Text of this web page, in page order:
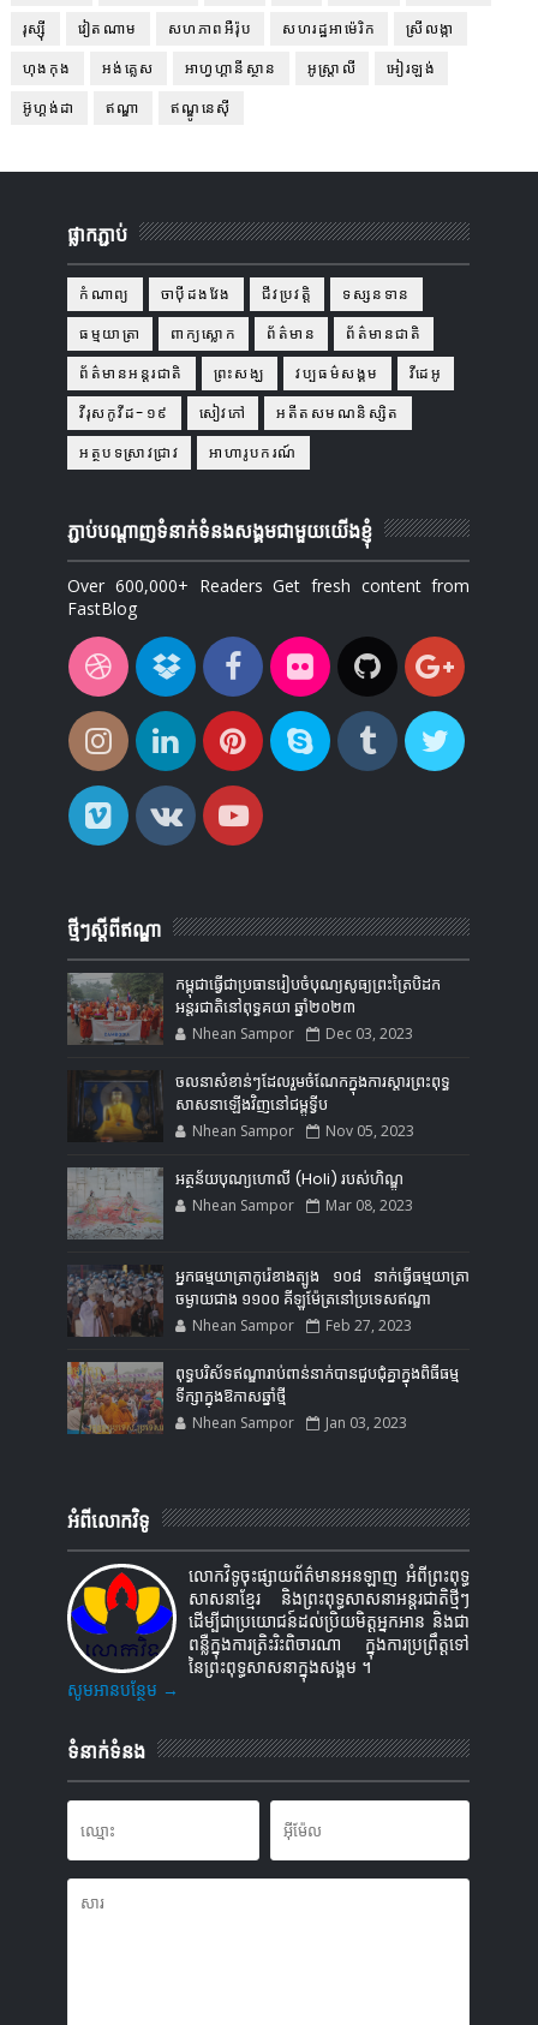
រុស្ស៊ី
វៀតណាម សហភាពអឺរ៉ុប សហរដ្ឋអាម៉េរិក
ស្រីលង្កា
ហុងកុង
អង់គ្លេស អាហ្វហ្គានីស្ថាន អូស្ត្រាលី
អៀរឡង់
អ៊ូហ្គង់ដា
ឥណ្ឌា ឥណ្ឌូនេស៊ី
ផ្លាកភ្ជាប់
កំណាព្យ ចាប៉ីដងវែង ជីវប្រវត្តិ
ទស្សនទាន
ធម្មយាត្រា
ពាក្យស្លោក ព័ត៌មាន
ព័ត៌មានជាតិ
ព័ត៌មានអន្តរជាតិ
ព្រះសង្ឃ វប្បធម៌សង្គម
វីដេអូ
វីរុសកូវីដ-១៩
សៀវភៅ
អតីតសមណនិស្សិត
អត្ថបទស្រាវជ្រាវ
អាហារូបករណ៍
ភ្ជាប់បណ្ដាញទំនាក់ទំនងសង្គមជាមួយយើងខ្ញុំ
Over 600,000+ Readers Get fresh content from
FastBlog
ថ្មីៗស្តីពីឥណ្ឌា
កម្ពុជាធ្វើជាប្រធានរៀបចំបុណ្យសូធ្យព្រះត្រៃបិដក
អន្តរជាតិនៅពុទ្ធគយា ឆ្នាំ២០២៣
Nhean Sampor Dec 03, 2023
ចលនាសំខាន់ៗដែលរួមចំណែកក្នុងការស្ដារព្រះពុទ្ធ
សាសនាឡើងវិញនៅជម្ពូទ្វីប
Nhean Sampor Nov 05, 2023
អត្ថន័យបុណ្យហោលី (Holi) របស់ហិណ្ឌូ
Nhean Sampor Mar 08, 2023
អ្នកធម្មយាត្រាកូរ៉េខាងត្បូង ១០៨ នាក់ធ្វើធម្មយាត្រា
ចម្ងាយជាង ១១០០ គីឡូម៉ែត្រនៅប្រទេសឥណ្ឌា
Nhean Sampor Feb 27, 2023
ពុទ្ធបរិស័ទឥណ្ឌារាប់ពាន់នាក់បានជួបជុំគ្នាក្នុងពិធីធម្ម
ទីក្សាក្នុងឱកាសឆ្នាំថ្មី
Nhean Sampor Jan 03, 2023
អំពីលោកវិទូ
លោកវិទូចុះផ្សាយព័ត៌មានអនឡាញ អំពីព្រះពុទ្ធ
សាសនាខ្មែរ និងព្រះពុទ្ធសាសនាអន្តរជាតិថ្មីៗ
ដើម្បីជាប្រយោជន៍ដល់ប្រិយមិត្តអ្នកអាន និងជា
ពន្លឺក្នុងការត្រិះរិះពិចារណា ក្នុងការប្រព្រឹត្តទៅ
នៃព្រះពុទ្ធសាសនាក្នុងសង្គម ។
សូមអានបន្ថែម →
ទំនាក់ទំនង